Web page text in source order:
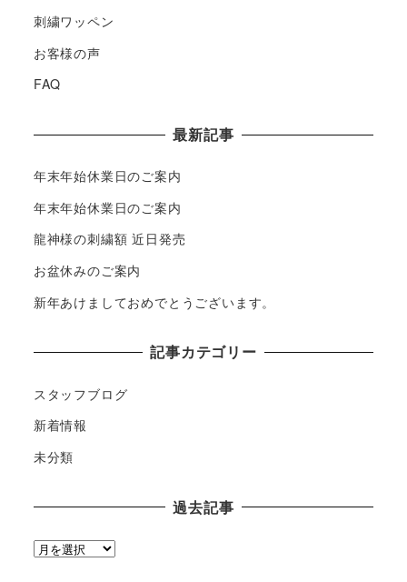
刺繍ワッペン
お客様の声
FAQ
最新記事
年末年始休業日のご案内
年末年始休業日のご案内
龍神様の刺繍額 近日発売
お盆休みのご案内
新年あけましておめでとうございます。
記事カテゴリー
スタッフブログ
新着情報
未分類
過去記事
過